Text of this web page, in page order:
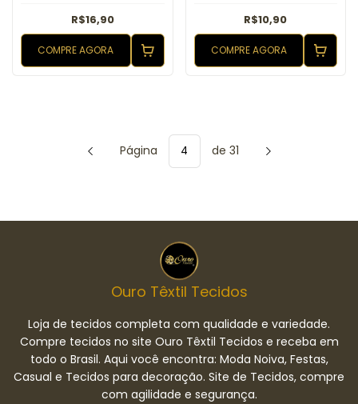
R$16,90
COMPRE AGORA
R$10,90
COMPRE AGORA
Página de 31
Ouro Têxtil Tecidos
Loja de tecidos completa com qualidade e variedade.
Compre tecidos no site Ouro Têxtil Tecidos e receba em
todo o Brasil. Aqui você encontra: Moda Noiva, Festas,
Casual e Tecidos para decoração. Site de Tecidos, compre
com agilidade e segurança.